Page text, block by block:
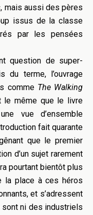
, mais aussi des pères
issus de la classe
par les pensées
question de super-
du terme, l’ouvrage
comme The Walking
le même que le livre
vue d’ensemble
fait quarante
que le premier
d’un sujet rarement
pourtant bientôt plus
la place à ces héros
et s’adressent
ni des industriels